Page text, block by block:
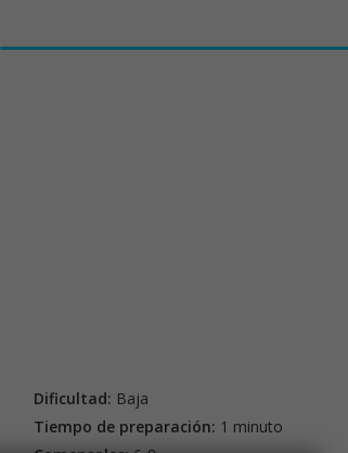
Dificultad: Baja
Tiempo de preparación: 1 minuto